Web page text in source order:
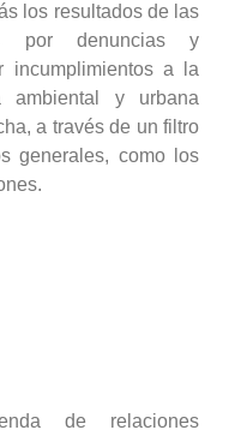
los resultados de las
por denuncias y
incumplimientos a la
ambiental y urbana
a través de un filtro
generales, como los
de relaciones